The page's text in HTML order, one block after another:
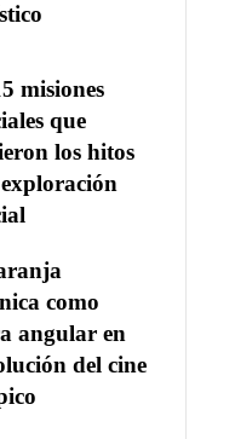
misiones
que
los hitos
como
angular en
del cine